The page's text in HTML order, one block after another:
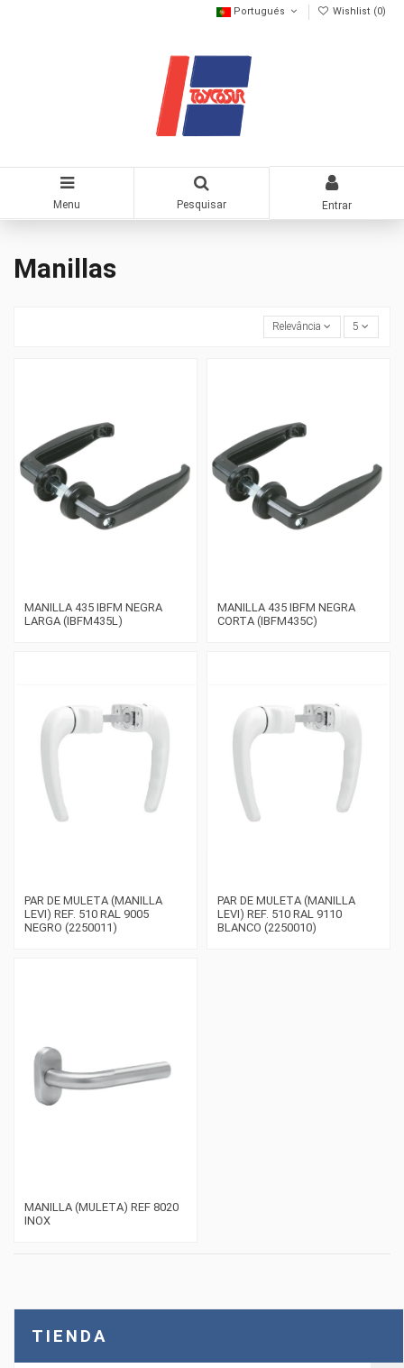
Portugués Wishlist (0)
Menu Pesquisar Entrar
Manillas
Relevância 5
MANILLA 435 IBFM NEGRA
LARGA (IBFM435L)
MANILLA 435 IBFM NEGRA
CORTA (IBFM435C)
PAR DE MULETA (MANILLA
LEVI) REF. 510 RAL 9005
NEGRO (2250011)
PAR DE MULETA (MANILLA
LEVI) REF. 510 RAL 9110
BLANCO (2250010)
MANILLA (MULETA) REF 8020
INOX
TIENDA